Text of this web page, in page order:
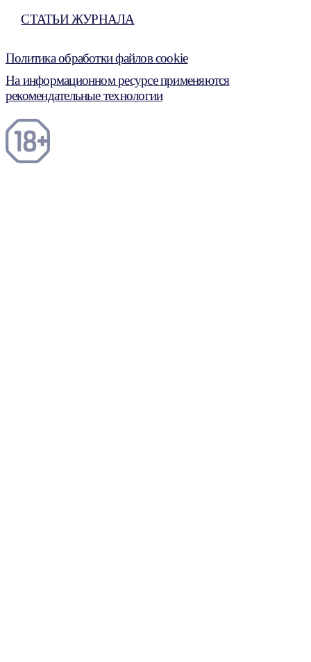
СТАТЬИ ЖУРНАЛА
Политика обработки файлов cookie
На информационном ресурсе применяются
рекомендательные технологии